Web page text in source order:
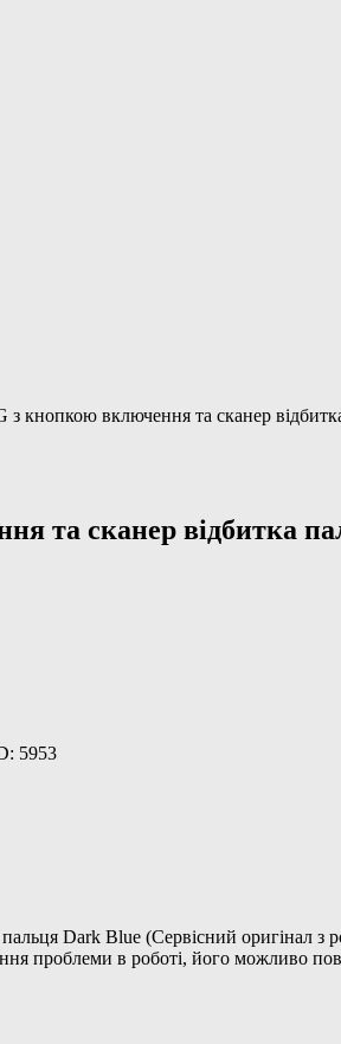
кнопкою включення та сканер
та сканер відбитка
5953
Dark Blue (Сервісний оригінал з
проблеми в роботі, його можливо